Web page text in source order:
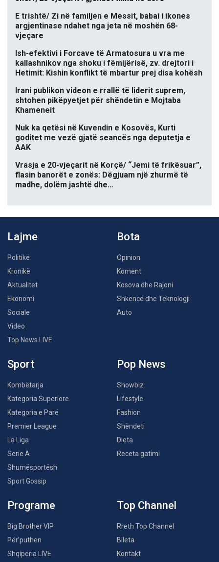
E trishtë/ Zi në familjen e Messit, babai i ikones
argjentinase ndahet nga jeta në moshën 68-
vjeçare
Ish-efektivi i Forcave të Armatosura u vra me
kallashnikov nga shoku i fëmijërisë, zv. drejtori i
Hetimit: Kishin konflikt të mbartur prej disa kohësh
Irani publikon videon e rrallë të liderit suprem,
shtohen pikëpyetjet për shëndetin e Mojtaba
Khameneit
Nuk ka qetësi në Kuvendin e Kosovës, Kurti
goditet me vezë gjatë seancës nga deputetja e
AAK
Vrasja e 20-vjeçarit në Korçë/ “Jemi të frikësuar”,
flasin banorët e zonës: Dëgjuam një zhurmë të
madhe, dolëm jashtë dhe…
Lajme
Politikë
Kronikë
Aktualitet
Ekonomi
Sociale
Video
Top News LIVE
Bota
Opinion
Koment
Kosova dhe Rajoni
Shkencë dhe Teknologji
Auto
Sport
Kombëtarja
Kategoria Superiore
Kategoria e Parë
Premier League
La Liga
Serie A
Shumësportësh
Sport Gossip
Pop News
Showbiz
Lifestyle
Fashion
Shëndeti
Dieta
Receta gatimi
Programe
Big Brother VIP
Për’puthen
Shqipëria LIVE
Top Channel
Rreth Top Channel
Bileta
Kontakt